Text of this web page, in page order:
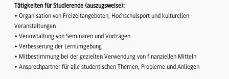
Tätigkeiten für Studierende (auszugsweise):
• Organisation von Freizeitangeboten, Hochschulsport und kulturellen
Veranstaltungen
• Veranstaltung von Seminaren und Vorträgen
• Verbesserung der Lernumgebung
• Mitbestimmung bei der gezielten Verwendung von finanziellen Mitteln
• Ansprechpartner für alle studentischen Themen, Probleme und Anliegen